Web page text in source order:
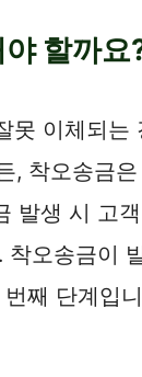
할까요
이체되
착오송금
생 시 고
오송금이
째 단계입